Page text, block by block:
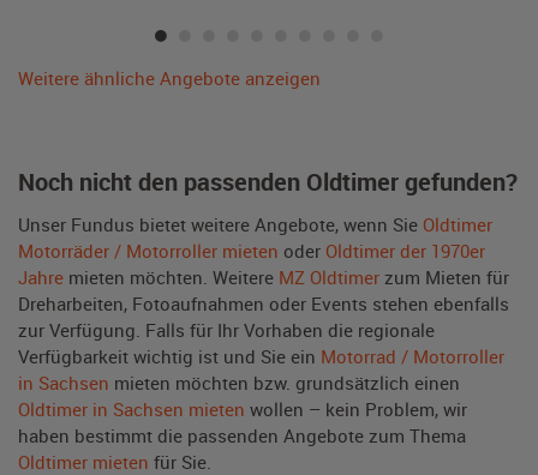
Weitere ähnliche Angebote anzeigen
Noch nicht den passenden Oldtimer gefunden?
Unser Fundus bietet weitere Angebote, wenn Sie Oldtimer
Motorräder / Motorroller mieten oder Oldtimer der 1970er
Jahre mieten möchten. Weitere MZ Oldtimer zum Mieten für
Dreharbeiten, Fotoaufnahmen oder Events stehen ebenfalls
zur Verfügung. Falls für Ihr Vorhaben die regionale
Verfügbarkeit wichtig ist und Sie ein Motorrad / Motorroller
in Sachsen mieten möchten bzw. grundsätzlich einen
Oldtimer in Sachsen mieten wollen – kein Problem, wir
haben bestimmt die passenden Angebote zum Thema
Oldtimer mieten für Sie.